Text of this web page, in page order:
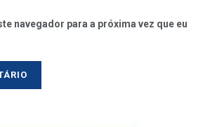
navegador para a próxima vez que eu